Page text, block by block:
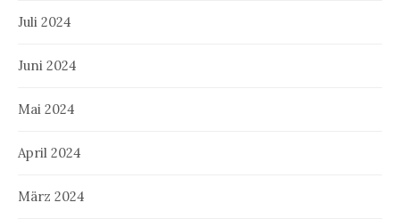
Juli 2024
Juni 2024
Mai 2024
April 2024
März 2024